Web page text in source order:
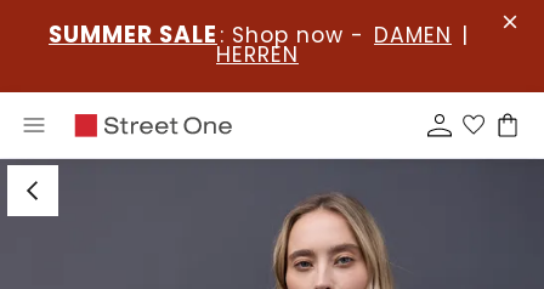
SUMMER SALE : Shop now - DAMEN |
HERREN